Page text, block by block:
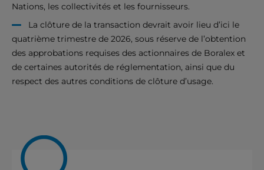
Nations, les collectivités et les fournisseurs.
La clôture de la transaction devrait avoir lieu d’ici le
quatrième trimestre de 2026, sous réserve de l’obtention
des approbations requises des actionnaires de Boralex et
de certaines autorités de réglementation, ainsi que du
respect des autres conditions de clôture d’usage.